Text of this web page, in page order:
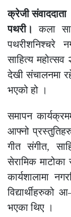
क्रेजी संवाददाता
पथरी।
कला
पथरीशनिश्चरे
साहित्य
देखी संचालनमा
भएको हो ।
समापन
आफ्नो
गीत संगीत,
सेरामिक माटोका
कार्यशालामा
विद्यार्थीहरुको
भएका थिए ।